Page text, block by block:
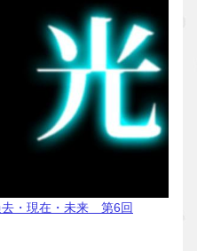
去・現在・未来 第6回